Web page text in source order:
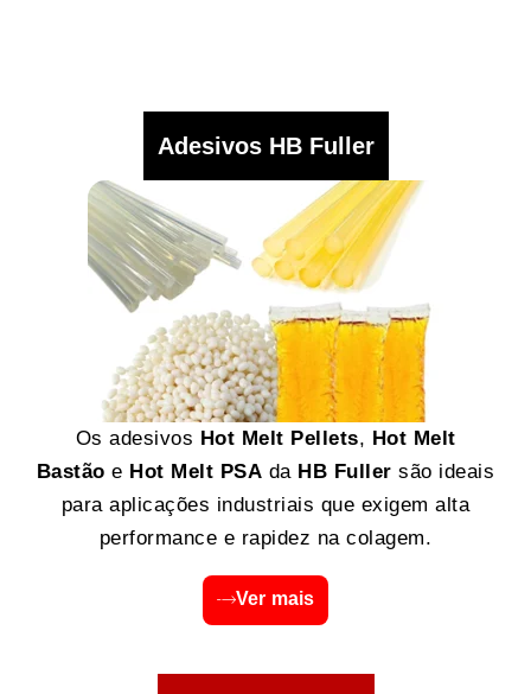
Adesivos HB Fuller
Os adesivos Hot Melt Pellets, Hot Melt
Bastão e Hot Melt PSA da HB Fuller são ideais
para aplicações industriais que exigem alta
performance e rapidez na colagem.
Ver mais